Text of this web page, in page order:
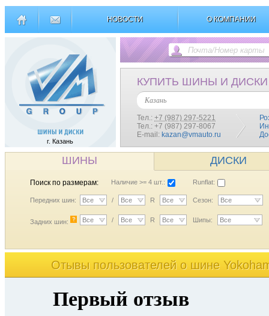
НОВОСТИ О КОМПАНИИ
г. Казань
КУПИТЬ ШИНЫ И ДИСКИ
Казань
Тел.: +7 (987) 297-5221
Тел.: +7 (987) 297-8067
E-mail: kazan@vmauto.ru
ШИНЫ ДИСКИ
Поиск по размерам: Наличие >= 4 шт.: Runflat:
Передних шин: Все / Все R Все Сезон: Все
Задних шин: ? Все / Все R Все Шипы: Все
Отывы пользователей o шине
Первый отзыв